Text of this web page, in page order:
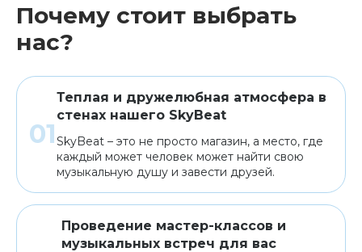
Почему стоит выбрать
нас?
Теплая и дружелюбная атмосфера в
стенах нашего SkyBeat
SkyBeat – это не просто магазин, а место, где
каждый может человек может найти свою
музыкальную душу и завести друзей.
Проведение мастер-классов и
музыкальных встреч для вас